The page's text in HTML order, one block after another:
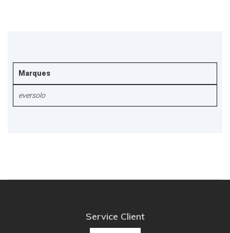
Marques
eversolo
Service Client